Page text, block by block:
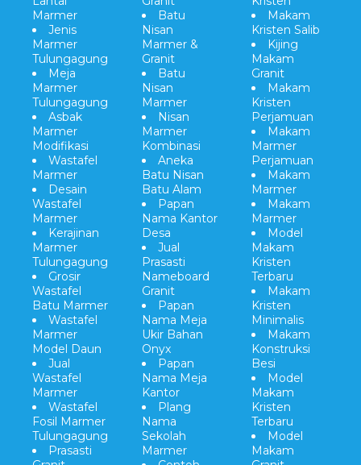
Marmer
Jenis
Marmer
Tulungagung
Meja
Marmer
Tulungagung
Asbak
Marmer
Modifikasi
Wastafel
Marmer
Desain
Wastafel
Marmer
Kerajinan
Marmer
Tulungagung
Grosir
Wastafel
Batu Marmer
Wastafel
Marmer
Model Daun
Jual
Wastafel
Marmer
Wastafel
Fosil Marmer
Tulungagung
Prasasti
Batu
Nisan
Marmer &
Granit
Batu
Nisan
Marmer
Nisan
Marmer
Kombinasi
Aneka
Batu Nisan
Batu Alam
Papan
Nama Kantor
Desa
Jual
Prasasti
Nameboard
Granit
Papan
Nama Meja
Ukir Bahan
Onyx
Papan
Nama Meja
Kantor
Plang
Nama
Sekolah
Marmer
Makam
Kristen Salib
Kijing
Makam
Granit
Makam
Kristen
Perjamuan
Makam
Marmer
Perjamuan
Makam
Marmer
Makam
Marmer
Model
Makam
Kristen
Terbaru
Makam
Kristen
Minimalis
Makam
Konstruksi
Besi
Model
Makam
Kristen
Terbaru
Model
Makam